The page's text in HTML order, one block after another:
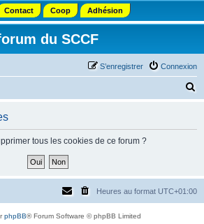
Contact Coop Adhésion
du SCCF
Connexion
S’enregistrer
h
tous les cookies de ce forum ?
Heures au format UTC+01:00
phpBB® Forum Software © phpBB Limited